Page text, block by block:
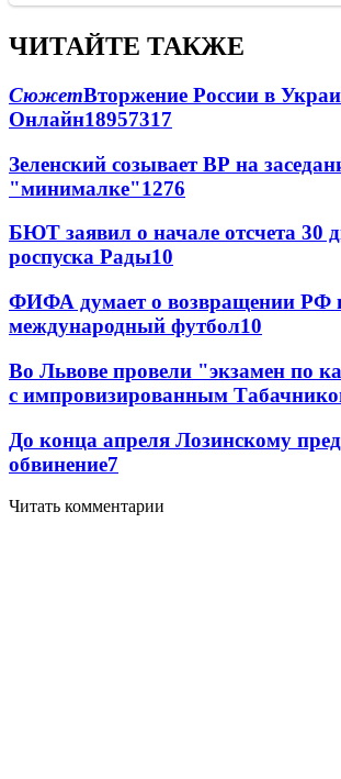
ЧИТАЙТЕ ТАКЖЕ
СюжетВторжение России в
Онлайн18957317
Зеленский созывает ВР на
"минималке"1276
БЮТ заявил о начале отсчета 30
роспуска Рады10
ФИФА думает о возвращении РФ
международный футбол10
Во Львове провели "экзамен по
с импровизированным
До конца апреля Лозинскому
обвинение7
Читать комментарии